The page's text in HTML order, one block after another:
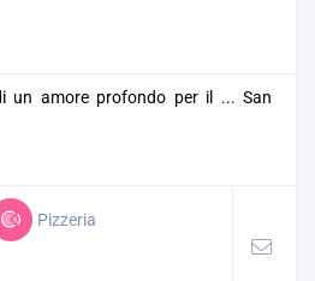
un amore profondo per il ... San
Pizzeria